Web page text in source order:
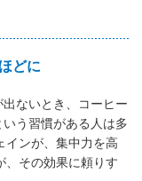
どに
ないとき、コーヒー
う習慣がある人は多
インが、集中力を高
、その効果に頼りす